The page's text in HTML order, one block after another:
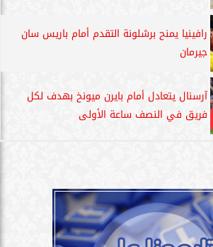
رافينيا يمنح برشلونة التقدم أمام باريس سان
جيرمان
آرسنال يتعادل أمام بايرن ميونخ بهدف لكل
فريق في النصف ساعة الأولى